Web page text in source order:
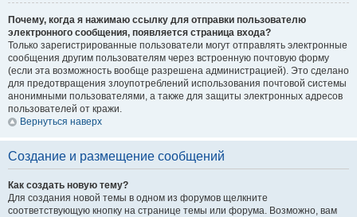
Почему, когда я нажимаю ссылку для отправки пользователю
электронного сообщения, появляется страница входа?
Только зарегистрированные пользователи могут отправлять электронные
сообщения другим пользователям через встроенную почтовую форму
(если эта возможность вообще разрешена администрацией). Это сделано
для предотвращения злоупотреблений использования почтовой системы
анонимными пользователями, а также для защиты электронных адресов
пользователей от кражи.
Вернуться наверх
Создание и размещение сообщений
Как создать новую тему?
Для создания новой темы в одном из форумов щелкните
соответствующую кнопку на странице темы или форума. Возможно, вам